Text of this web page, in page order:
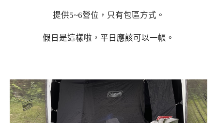
提供5~6營位，只有包區方式。
假日是這樣啦，平日應該可以一帳。